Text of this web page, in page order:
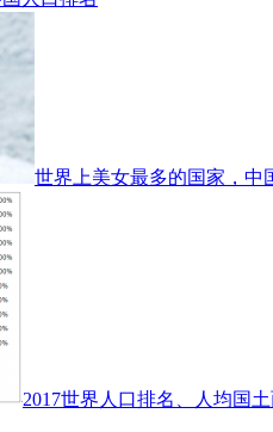
世界上美女最多的国家，中
2017世界人口排名、人均国